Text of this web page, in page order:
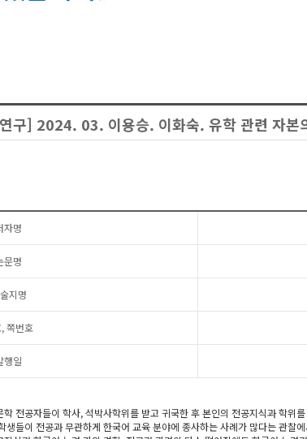
구] 2024. 03. 이용승. 이화숙. 유학 관련 자본
자명
문명
지명
쪽번호
행일
전공자들이 학사, 석박사학위를 받고 귀국한 후 본인의 전공지식과 학위
들이 전공과 무관하게 한국어 교육 분야에 종사하는 사례가 많다는 관찰